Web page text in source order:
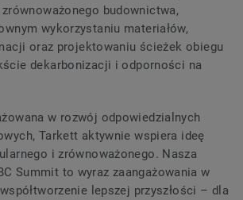
budownictwa,
wykorzystaniu materiałów,
oraz projektowaniu ścieżek obiegu
dekarbonizacji i odporności na
w rozwój odpowiedzialnych
Tarkett aktywnie wspiera ideę
i zrównoważonego. Nasza
Summit to wyraz zaangażowania w
lepszej przyszłości – dla